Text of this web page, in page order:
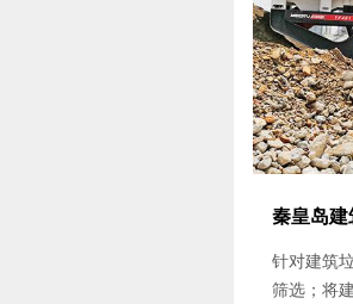
秦皇岛建
针对建筑
筛选；将